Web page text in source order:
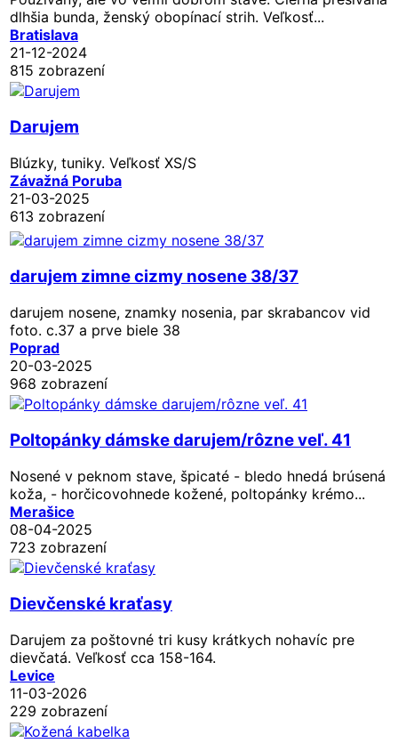
dlhšia bunda, ženský obopínací strih. Veľkosť...
Bratislava
21-12-2024
815 zobrazení
Darujem
Blúzky, tuniky. Veľkosť XS/S
Závažná Poruba
21-03-2025
613 zobrazení
darujem zimne cizmy nosene 38/37
darujem nosene, znamky nosenia, par skrabancov vid
foto. c.37 a prve biele 38
Poprad
20-03-2025
968 zobrazení
Poltopánky dámske darujem/rôzne veľ. 41
Nosené v peknom stave, špicaté - bledo hnedá brúsená
koža, - horčicovohnede kožené, poltopánky krémo...
Merašice
08-04-2025
723 zobrazení
Dievčenské kraťasy
Darujem za poštovné tri kusy krátkych nohavíc pre
dievčatá. Veľkosť cca 158-164.
Levice
11-03-2026
229 zobrazení